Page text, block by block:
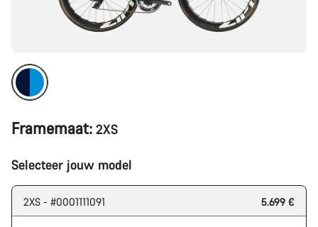
Framemaat: 2XS
Selecteer jouw model
2XS - #0001111091 5.699 €